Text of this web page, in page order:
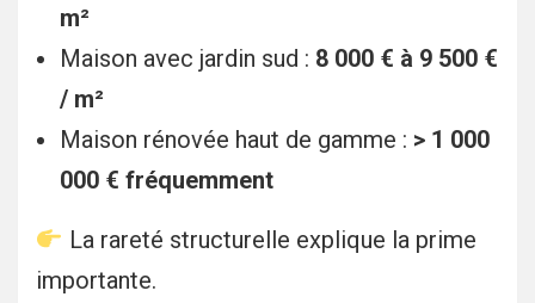
m²
Maison avec jardin sud : 8 000 € à 9 500 €
/ m²
Maison rénovée haut de gamme : > 1 000
000 € fréquemment
La rareté structurelle explique la prime
importante.